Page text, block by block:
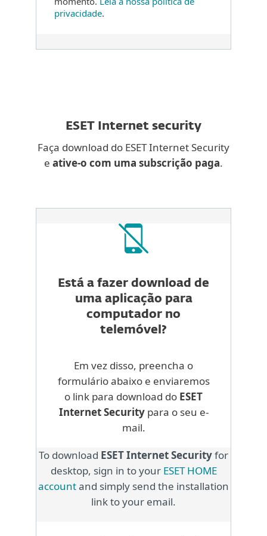
privacidade.
ESET Internet security
Faça download do ESET Internet Security
e ative-o com uma subscrição paga.
Está a fazer download de
uma aplicação para
computador no
telemóvel?
Em vez disso, preencha o
formulário abaixo e enviaremos
o link para download do ESET
Internet Securitypara o seu e-
mail.
To download ESET Internet Securityfor
desktop, sign in to your ESET HOME
accountand simply send the installation
link to your email.